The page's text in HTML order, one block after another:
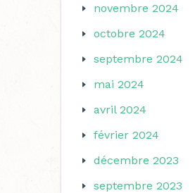
novembre 2024
octobre 2024
septembre 2024
mai 2024
avril 2024
février 2024
décembre 2023
septembre 2023